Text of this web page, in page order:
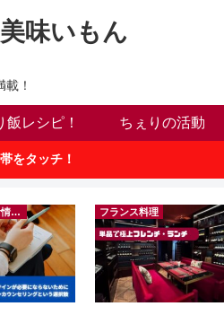
味いもん
！
飯レシピ！ ちぇりの活動
をタッチ！
ちぇり info（生活情報） フランス料理